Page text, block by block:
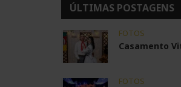
ÚLTIMAS POSTAGENS
FOTOS
Casamento
FOTOS